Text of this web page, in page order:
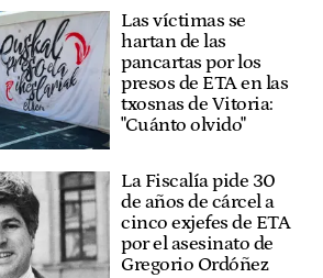
Las víctimas se
hartan de las
pancartas por los
presos de ETA en las
txosnas de Vitoria:
"Cuánto olvido"
La Fiscalía pide 30
de años de cárcel a
cinco exjefes de ETA
por el asesinato de
Gregorio Ordóñez